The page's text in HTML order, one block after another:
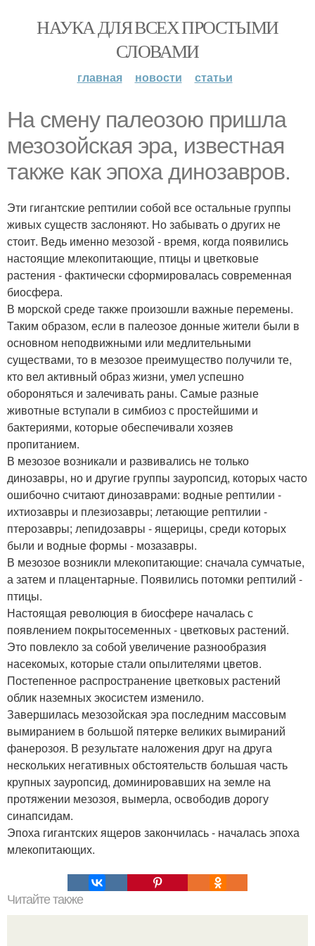
НАУКА ДЛЯ ВСЕХ ПРОСТЫМИ
СЛОВАМИ
главная новости статьи
На смену палеозою пришла
мезозойская эра, известная
также как эпоха динозавров.
Эти гигантские рептилии собой все остальные группы
живых существ заслоняют. Но забывать о других не
стоит. Ведь именно мезозой - время, когда появились
настоящие млекопитающие, птицы и цветковые
растения - фактически сформировалась современная
биосфера.
В морской среде также произошли важные перемены.
Таким образом, если в палеозое донные жители были в
основном неподвижными или медлительными
существами, то в мезозое преимущество получили те,
кто вел активный образ жизни, умел успешно
обороняться и залечивать раны. Самые разные
животные вступали в симбиоз с простейшими и
бактериями, которые обеспечивали хозяев
пропитанием.
В мезозое возникали и развивались не только
динозавры, но и другие группы зауропсид, которых часто
ошибочно считают динозаврами: водные рептилии -
ихтиозавры и плезиозавры; летающие рептилии -
птерозавры; лепидозавры - ящерицы, среди которых
были и водные формы - мозазавры.
В мезозое возникли млекопитающие: сначала сумчатые,
а затем и плацентарные. Появились потомки рептилий -
птицы.
Настоящая революция в биосфере началась с
появлением покрытосеменных - цветковых растений.
Это повлекло за собой увеличение разнообразия
насекомых, которые стали опылителями цветов.
Постепенное распространение цветковых растений
облик наземных экосистем изменило.
Завершилась мезозойская эра последним массовым
вымиранием в большой пятерке великих вымираний
фанерозоя. В результате наложения друг на друга
нескольких негативных обстоятельств большая часть
крупных зауропсид, доминировавших на земле на
протяжении мезозоя, вымерла, освободив дорогу
синапсидам.
Эпоха гигантских ящеров закончилась - началась эпоха
млекопитающих.
Читайте также